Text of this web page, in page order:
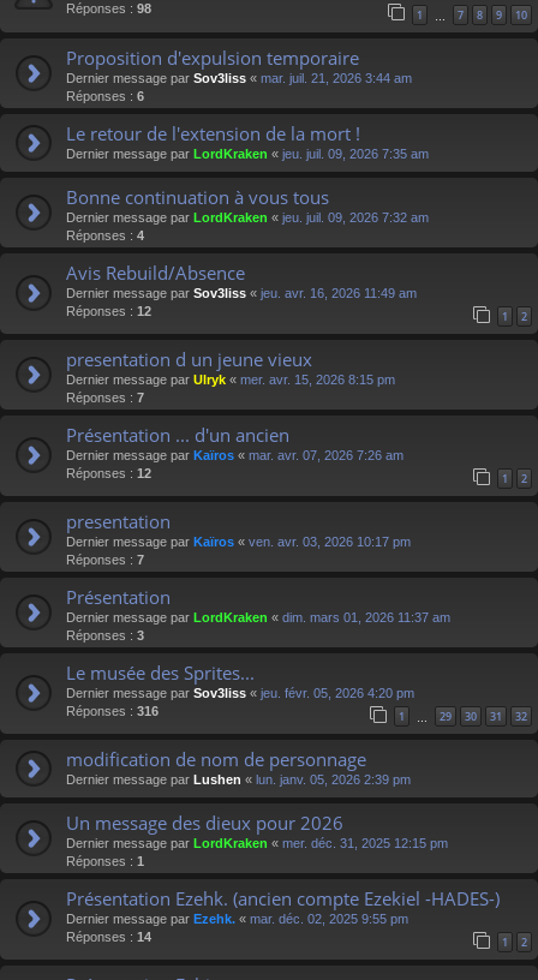
Réponses : 98 1 7 8 9 10
Proposition d'expulsion temporaire
Dernier message par Sov3liss « mar. juil. 21, 2026 3:44 am
Réponses : 6
Le retour de l'extension de la mort !
Dernier message par LordKraken « jeu. juil. 09, 2026 7:35 am
Bonne continuation à vous tous
Dernier message par LordKraken « jeu. juil. 09, 2026 7:32 am
Réponses : 4
Avis Rebuild/Absence
Dernier message par Sov3liss « jeu. avr. 16, 2026 11:49 am
Réponses : 12 1 2
presentation d un jeune vieux
Dernier message par Ulryk « mer. avr. 15, 2026 8:15 pm
Réponses : 7
Présentation ... d'un ancien
Dernier message par Kaïros « mar. avr. 07, 2026 7:26 am
Réponses : 12 1 2
presentation
Dernier message par Kaïros « ven. avr. 03, 2026 10:17 pm
Réponses : 7
Présentation
Dernier message par LordKraken « dim. mars 01, 2026 11:37 am
Réponses : 3
Le musée des Sprites...
Dernier message par Sov3liss « jeu. févr. 05, 2026 4:20 pm
Réponses : 316 1 29 30 31 32
modification de nom de personnage
Dernier message par Lushen « lun. janv. 05, 2026 2:39 pm
Un message des dieux pour 2026
Dernier message par LordKraken « mer. déc. 31, 2025 12:15 pm
Réponses : 1
Présentation Ezehk. (ancien compte Ezekiel -HADES-)
Dernier message par Ezehk. « mar. déc. 02, 2025 9:55 pm
Réponses : 14 1 2